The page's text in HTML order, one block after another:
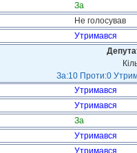
За
Не голосував
Утримався
За:10 Проти:0
Утримався
Утримався
За
Утримався
Утримався